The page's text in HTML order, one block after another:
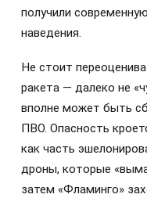
получили
наведения.
Не стоит
ракета — далеко не
вполне может быть
ПВО. Опасность
как часть
дроны, которые
затем «Фламинго»